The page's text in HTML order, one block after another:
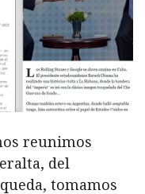
reunimos
del
tomamos